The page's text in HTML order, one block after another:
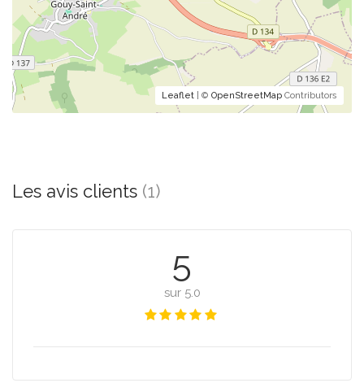
Leaflet | © OpenStreetMap Contributors
Les avis clients (1)
5
sur 5.0